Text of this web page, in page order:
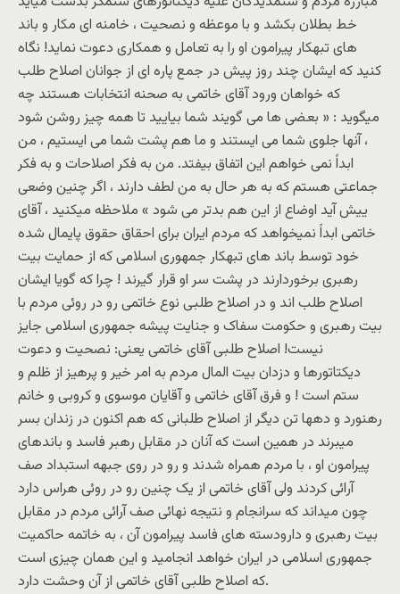
خط بطلان بکشد و با موعظه و نصحيت ، خامنه ای مکار و باند
های تبهکار پيرامون او را به تعامل و همکاری دعوت نمايد! نگاه
کنيد که ايشان چند روز پيش در جمع پاره ای از جوانان اصلاح طلب
که خواهان ورود آقای خاتمی به صحنه انتخابات هستند چه
ميگويد : « بعضی ها می گويند شما بياييد تا همه چيز روشن شود
، آنها جلوی شما می ايستند و ما هم پشت شما می ايستيم ، من
ابداً نمی خواهم اين اتفاق بيفتد. من به فکر اصلاحات و به فکر
جماعتی هستم که به هر حال به من لطف دارند ، اگر چنين وضعی
ييش آيد اوضاع از اين هم بدتر می شود » ملاحظه ميکنيد ، آقای
خاتمی ابداً نميخواهد که مردم ايران برای احقاق حقوق پايمال شده
خود توسط باند های تبهکار جمهوری اسلامی که از حمايت بيت
رهبری برخوردارند در پشت سر او قرار گيرند ! چرا که گويا ايشان
اصلاح طلب اند و در اصلاح طلبی نوع خاتمی رو در روئی مردم با
بيت رهبری و حکومت سفاک و جنايت پيشه جمهوری اسلامی جايز
نيست! اصلاح طلبی آقای خاتمی يعنی: نصحيت و دعوت
ديکتاتورها و دزدان بيت المال مردم به امر خير و پرهيز از ظلم و
ستم است ! و فرق آقای خاتمی و آقايان موسوی و کروبی و خانم
رهنورد و دهها تن ديگر از اصلاح طلبانی که هم اکنون در زندان بسر
ميبرند در همين است که آنان در مقابل رهبر فاسد و باندهای
پيرامون او ، با مردم همراه شدند و رو در روی جبهه استبداد صف
آرائی کردند ولی آقای خاتمی از يک چنين رو در روئی هراس دارد
چون ميداند که سرانجام و نتيجه نهائی صف آرائی مردم در مقابل
بيت رهبری و دارودسته های فاسد پيرامون آن ، به خاتمه حاکميت
جمهوری اسلامی در ايران خواهد انجاميد و اين همان چيزی است
که اصلاح طلبی آقای خاتمی از آن وحشت دارد.